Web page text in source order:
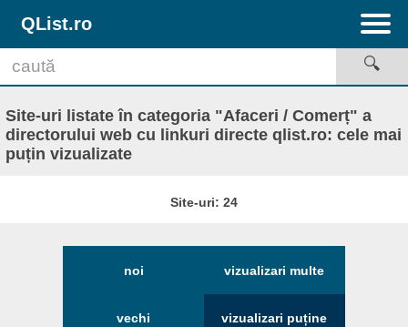
QList.ro
Site-uri listate în categoria "Afaceri / Comerț" a
directorului web cu linkuri directe qlist.ro: cele mai
puțin vizualizate
Site-uri: 24
noi
vechi
vizualizari multe
vizualizari puține